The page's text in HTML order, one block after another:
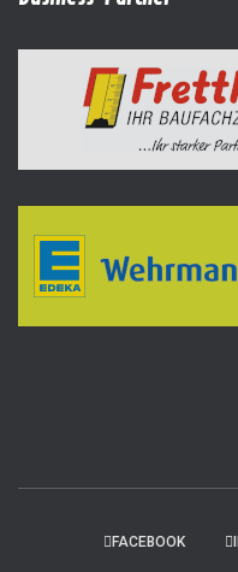
FACEBOOK